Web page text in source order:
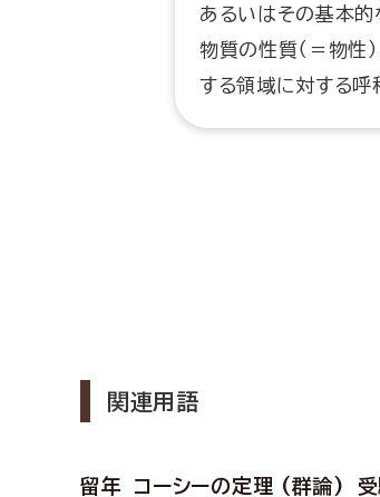
あるいはその基本的
物質の性質（＝物性
する領域に対する呼
関連用語
留年 コーシーの定理 (群論)